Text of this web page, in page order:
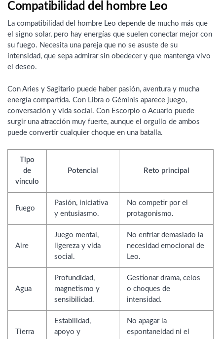
Compatibilidad del hombre Leo
La compatibilidad del hombre Leo depende de mucho más que
el signo solar, pero hay energías que suelen conectar mejor con
su fuego. Necesita una pareja que no se asuste de su
intensidad, que sepa admirar sin obedecer y que mantenga vivo
el deseo.
Con Aries y Sagitario puede haber pasión, aventura y mucha
energía compartida. Con Libra o Géminis aparece juego,
conversación y vida social. Con Escorpio o Acuario puede
surgir una atracción muy fuerte, aunque el orgullo de ambos
puede convertir cualquier choque en una batalla.
Tipo
de
vínculo
Potencial Reto principal
Fuego
Pasión, iniciativa
y entusiasmo.
No competir por el
protagonismo.
Aire
Juego mental,
ligereza y vida
social.
No enfriar demasiado la
necesidad emocional de
Leo.
Agua
Profundidad,
magnetismo y
sensibilidad.
Gestionar drama, celos
o choques de
intensidad.
Tierra
Estabilidad,
apoyo y
No apagar la
espontaneidad ni el